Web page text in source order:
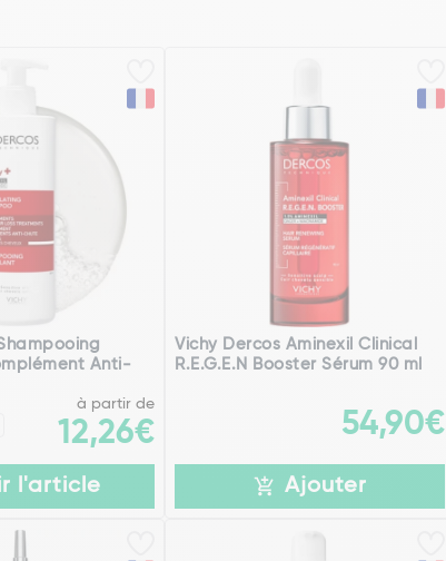
Anti-
à partir de
12,26€
l'article
Vichy Dercos Aminexil Clinical
R.E.G.E.N Booster Sérum 90 ml
54,90€
Ajouter